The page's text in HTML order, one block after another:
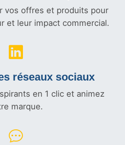
vos offres et produits pour
et leur impact commercial.
réseaux sociaux
en 1 clic et animez
marque.